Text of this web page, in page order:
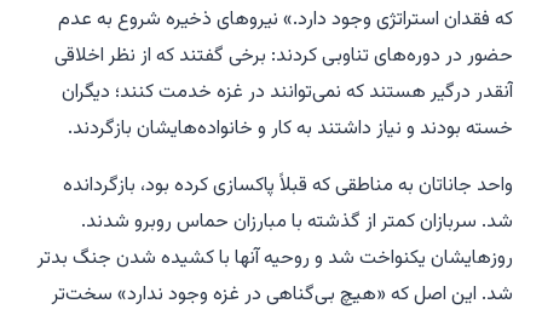
که فقدان استراتژی وجود دارد.» نیروهای ذخیره شروع به عدم
حضور در دوره‌های تناوبی کردند: برخی گفتند که از نظر اخلاقی
آنقدر درگیر هستند که نمی‌توانند در غزه خدمت کنند؛ دیگران
خسته بودند و نیاز داشتند به کار و خانواده‌هایشان بازگردند.
واحد جاناتان به مناطقی که قبلاً پاکسازی کرده بود، بازگردانده
شد. سربازان کمتر از گذشته با مبارزان حماس روبرو شدند.
روزهایشان یکنواخت شد و روحیه آنها با کشیده شدن جنگ بدتر
شد. این اصل که «هیچ بی‌گناهی در غزه وجود ندارد» سخت‌تر